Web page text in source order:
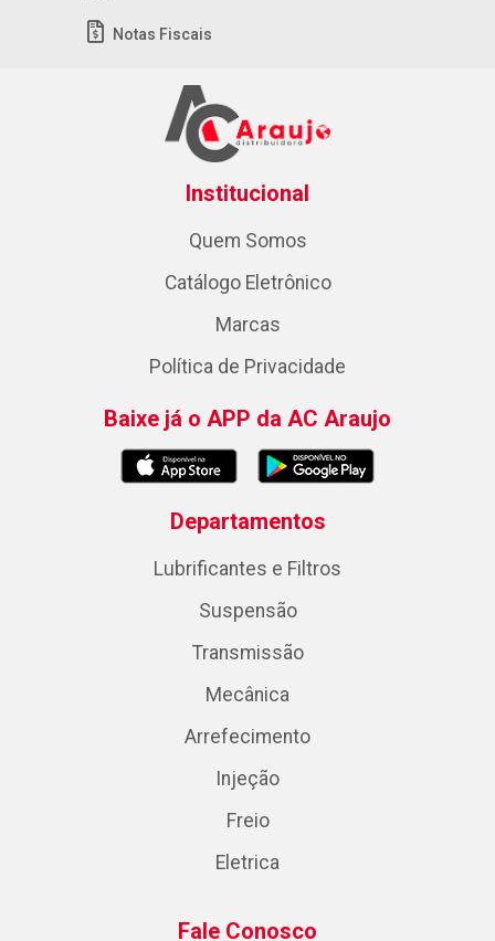
Notas Fiscais
Institucional
Quem Somos
Catálogo Eletrônico
Marcas
Política de Privacidade
Baixe já o APP da AC Araujo
Departamentos
Lubrificantes e Filtros
Suspensão
Transmissão
Mecânica
Arrefecimento
Injeção
Freio
Eletrica
Fale Conosco